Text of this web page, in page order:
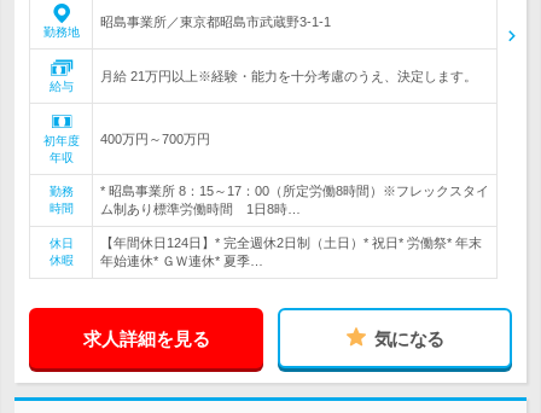
勤務地
昭島事業所／東京都昭島市武蔵野3-1-1
給与
月給 21万円以上※経験・能力を十分考慮のうえ、決定します。
初年度
年収
400万円～700万円
勤務
時間
* 昭島事業所 8：15～17：00（所定労働8時間）※フレックスタイ
ム制あり標準労働時間 1日8時…
休日
休暇
【年間休日124日】* 完全週休2日制（土日）* 祝日* 労働祭* 年末
年始連休* ＧＷ連休* 夏季…
求人詳細を見る 気になる